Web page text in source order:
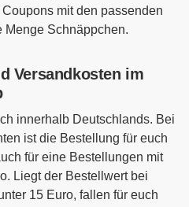
mit den passenden
Menge Schnäppchen.
Versandkosten im
innerhalb Deutschlands. Bei
ist die Bestellung für euch
für eine Bestellungen mit
Liegt der Bestellwert bei
15 Euro, fallen für euch